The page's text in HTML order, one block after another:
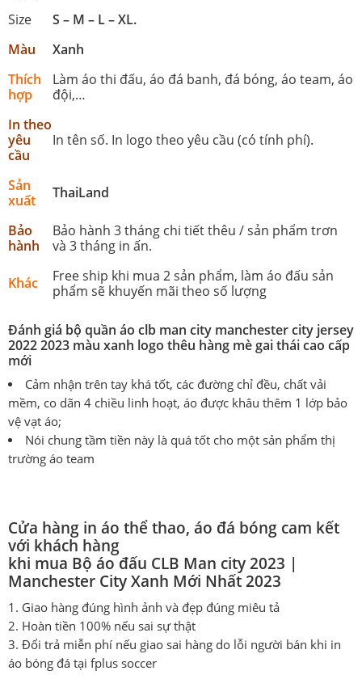
Size
S – M – L – XL.
Màu
Xanh
Thích
hợp
Làm áo thi đấu, áo đá banh, đá bóng, áo team, áo
đội,…
In theo
yêu
cầu
In tên số. In logo theo yêu cầu (có tính phí).
Sản
xuất
ThaiLand
Bảo
hành
Bảo hành 3 tháng chi tiết thêu / sản phẩm trơn
và 3 tháng in ấn.
Khác
Free ship khi mua 2 sản phẩm, làm áo đấu sản
phẩm sẽ khuyến mãi theo số lượng
Đánh giá bộ quần áo clb man city manchester city jersey
2022 2023 màu xanh logo thêu hàng mè gai thái cao cấp
mới
Cảm nhận trên tay khá tốt, các đường chỉ đều, chất vải
mềm, co dãn 4 chiều linh hoạt, áo được khâu thêm 1 lớp bảo
vệ vạt áo;
Nói chung tầm tiền này là quá tốt cho một sản phẩm thị
trường áo team
Cửa hàng in áo thể thao, áo đá bóng cam kết
với khách hàng
khi mua Bộ áo đấu CLB Man city 2023 |
Manchester City Xanh Mới Nhất 2023
1. Giao hàng đúng hình ảnh và đẹp đúng miêu tả
2. Hoàn tiền 100% nếu sai sự thật
3. Đổi trả miễn phí nếu giao sai hàng do lỗi người bán khi in
áo bóng đá tại fplus soccer